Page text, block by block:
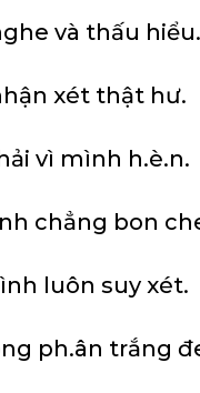
và thấu hiểu.
xét thật hư.
vì mình h.è.n.
chẳng bon
luôn suy xét.
ph.ân trắng